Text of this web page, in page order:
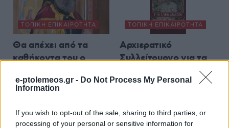
e-ptolemeos.gr - Do Not Process My Personal
Information
If you wish to opt-out of the sale, sharing to third parties, or
processing of your personal or sensitive information for
ΤΟΠΙΚΉ ΕΠΙΚΑΙΡΌΤΗΤΑ
Θα απέχει από τα
καθήκοντα του ο
Ειρηναίος λόγω
αναπνευστικού
5 Αυγούστου 2026, 4:06 μμ
ΤΟΠΙΚΉ ΕΠΙΚΑΙΡΌΤΗΤΑ
Αρχιερατικό
Συλλείτουργο για τα
Ακαθίστου Ύμνου στη
Αχιλλίου
5 Αυγούστου 2026, 4:00 μμ